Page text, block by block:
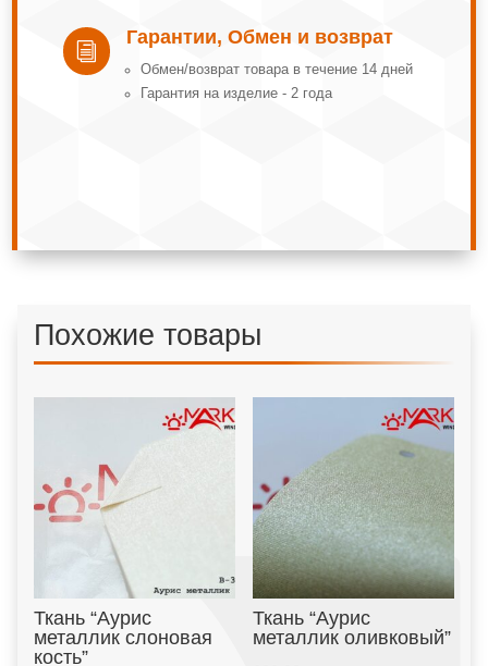
i
Гарантии, Обмен и возврат
Обмeн/вoзвpaт тoвapa в тeчeниe 14 днeй
Гарантия на изделие - 2 года
Похожие товары
Ткань “Аурис
металлик слоновая
кость”
Ткань “Аурис
металлик оливковый”